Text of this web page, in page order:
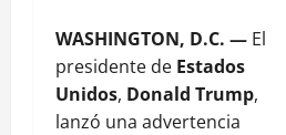
WASHINGTON, D.C. — El
presidente de Estados
Unidos, Donald Trump,
lanzó una advertencia